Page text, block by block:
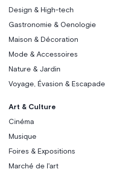
Design & High-tech
Gastronomie & Oenologie
Maison & Décoration
Mode & Accessoires
Nature & Jardin
Voyage, Évasion & Escapade
Art & Culture
Cinéma
Musique
Foires & Expositions
Marché de l'art